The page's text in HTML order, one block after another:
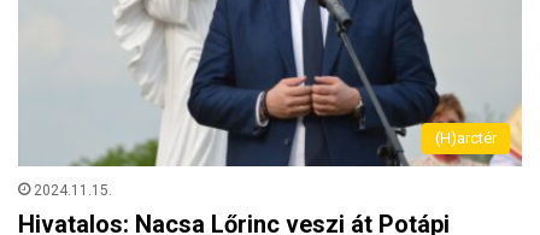
(H)arctér
2024.11.15.
Hivatalos: Nacsa Lőrinc veszi át Potápi